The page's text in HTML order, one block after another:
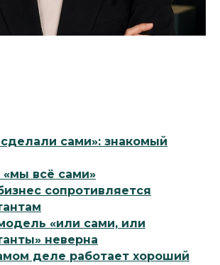
сами»: знакомый
всё сами»
сопротивляется
«или сами, или
неверна
деле работает хороший